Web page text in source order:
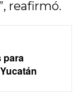
reafirmó.
para